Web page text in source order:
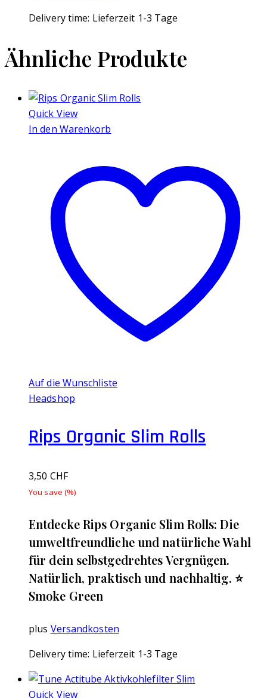
Delivery time: Lieferzeit 1-3 Tage
Ähnliche Produkte
Quick View
In den Warenkorb
Auf die Wunschliste
Headshop
Rips Organic Slim Rolls
3,50 CHF
You save (%)
Entdecke Rips Organic Slim Rolls: Die
umweltfreundliche und natürliche Wahl
für dein selbstgedrehtes Vergnügen.
Natürlich, praktisch und nachhaltig. ⭐️
Smoke Green
plus Versandkosten
Delivery time: Lieferzeit 1-3 Tage
Quick View